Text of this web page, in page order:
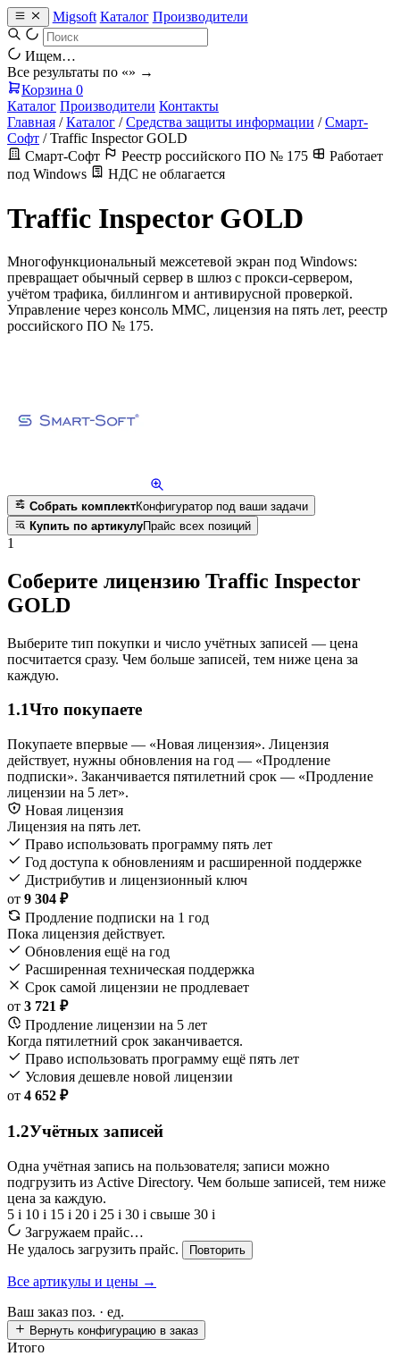
Migsoft Каталог Производители
Ищем…
Все результаты по «» →
Корзина 0
Каталог Производители Контакты
Главная / Каталог / Средства защиты информации / Смарт-
Софт / Traffic Inspector GOLD
Смарт-Софт
Реестр российского ПО № 175
Работает
под Windows
НДС не облагается
Traffic Inspector GOLD
Многофункциональный межсетевой экран под Windows:
превращает обычный сервер в шлюз с прокси-сервером,
учётом трафика, биллингом и антивирусной проверкой.
Управление через консоль MMC, лицензия на пять лет, реестр
российского ПО № 175.
Собрать комплектКонфигуратор под ваши задачи
Купить по артикулуПрайс всех позиций
1
Соберите лицензию Traffic Inspector
GOLD
Выберите тип покупки и число учётных записей — цена
посчитается сразу. Чем больше записей, тем ниже цена за
каждую.
1.1Что покупаете
Покупаете впервые — «Новая лицензия». Лицензия
действует, нужны обновления на год — «Продление
подписки». Заканчивается пятилетний срок — «Продление
лицензии на 5 лет».
Новая лицензия
Лицензия на пять лет.
Право использовать программу пять лет
Год доступа к обновлениям и расширенной поддержке
Дистрибутив и лицензионный ключ
от 9 304 ₽
Продление подписки на 1 год
Пока лицензия действует.
Обновления ещё на год
Расширенная техническая поддержка
Срок самой лицензии не продлевает
от 3 721 ₽
Продление лицензии на 5 лет
Когда пятилетний срок заканчивается.
Право использовать программу ещё пять лет
Условия дешевле новой лицензии
от 4 652 ₽
1.2Учётных записей
Одна учётная запись на пользователя; записи можно
подгрузить из Active Directory. Чем больше записей, тем ниже
цена за каждую.
5 i 10 i 15 i 20 i 25 i 30 i свыше 30 i
Загружаем прайс…
Не удалось загрузить прайс.
Повторить
Все артикулы и цены →
Ваш заказ поз. · ед.
Вернуть конфигурацию в заказ
Итого